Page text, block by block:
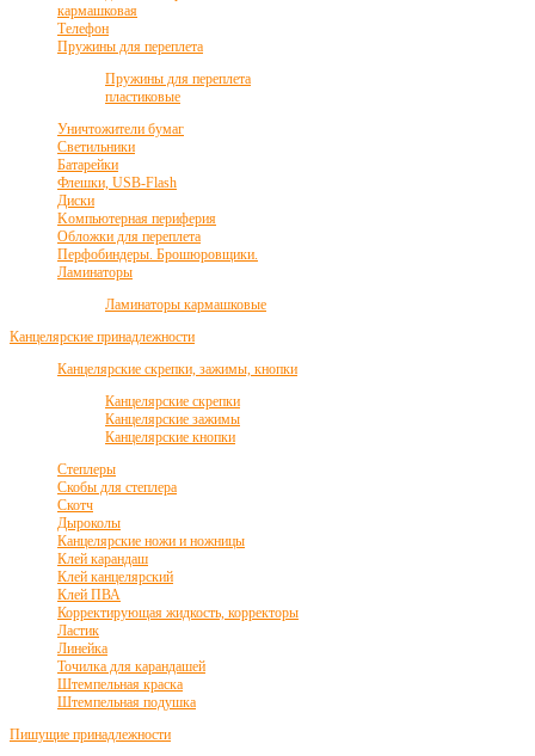
кармашковая
Телефон
Пружины для переплета
Пружины для переплета
пластиковые
Уничтожители бумаг
Светильники
Батарейки
Флешки, USB-Flash
Диски
Kомпьютерная периферия
Обложки для переплета
Перфобиндеры. Брошюровщики.
Ламинаторы
Ламинаторы кармашковые
Канцелярские принадлежности
Канцелярские скрепки, зажимы, кнопки
Канцелярские скрепки
Канцелярские зажимы
Канцелярские кнопки
Степлеры
Скобы для степлера
Скотч
Дыроколы
Канцелярские ножи и ножницы
Клей карандаш
Клей канцелярский
Клей ПВА
Корректирующая жидкость, корректоры
Ластик
Линейка
Точилка для карандашей
Штемпельная краска
Штемпельная подушка
Пишущие принадлежности